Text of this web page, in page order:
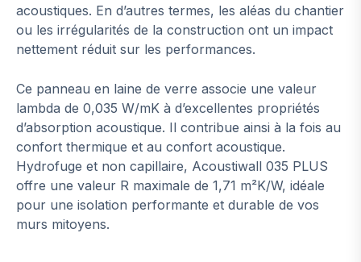
acoustiques. En d’autres termes, les aléas du chantier
ou les irrégularités de la construction ont un impact
nettement réduit sur les performances.
Ce panneau en laine de verre associe une valeur
lambda de 0,035 W/mK à d’excellentes propriétés
d’absorption acoustique. Il contribue ainsi à la fois au
confort thermique et au confort acoustique.
Hydrofuge et non capillaire, Acoustiwall 035 PLUS
offre une valeur R maximale de 1,71 m²K/W, idéale
pour une isolation performante et durable de vos
murs mitoyens.